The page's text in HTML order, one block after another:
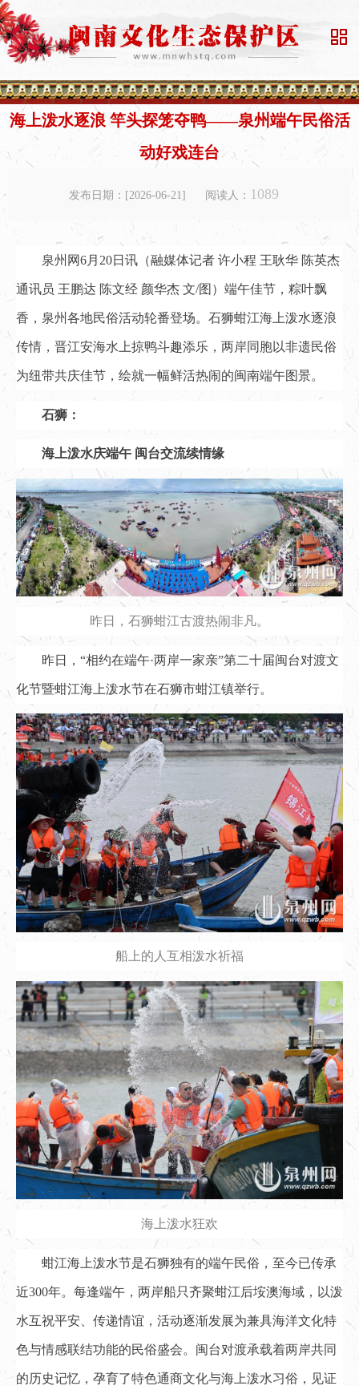

海上泼水逐浪 竿头探笼夺鸭——泉州端午民俗活
动好戏连台
发布日期：[2026-06-21] 阅读人： 1089
泉州网6月20日讯（融媒体记者 许小程 王耿华 陈英杰
通讯员 王鹏达 陈文经 颜华杰 文/图）端午佳节，粽叶飘
香，泉州各地民俗活动轮番登场。石狮蚶江海上泼水逐浪
传情，晋江安海水上掠鸭斗趣添乐，两岸同胞以非遗民俗
为纽带共庆佳节，绘就一幅鲜活热闹的闽南端午图景。
石狮：
海上泼水庆端午 闽台交流续情缘
昨日，石狮蚶江古渡热闹非凡。
昨日，“相约在端午·两岸一家亲”第二十届闽台对渡文
化节暨蚶江海上泼水节在石狮市蚶江镇举行。
船上的人互相泼水祈福
海上泼水狂欢
蚶江海上泼水节是石狮独有的端午民俗，至今已传承
近300年。每逢端午，两岸船只齐聚蚶江后垵澳海域，以泼
水互祝平安、传递情谊，活动逐渐发展为兼具海洋文化特
色与情感联结功能的民俗盛会。闽台对渡承载着两岸共同
的历史记忆，孕育了特色通商文化与海上泼水习俗，见证